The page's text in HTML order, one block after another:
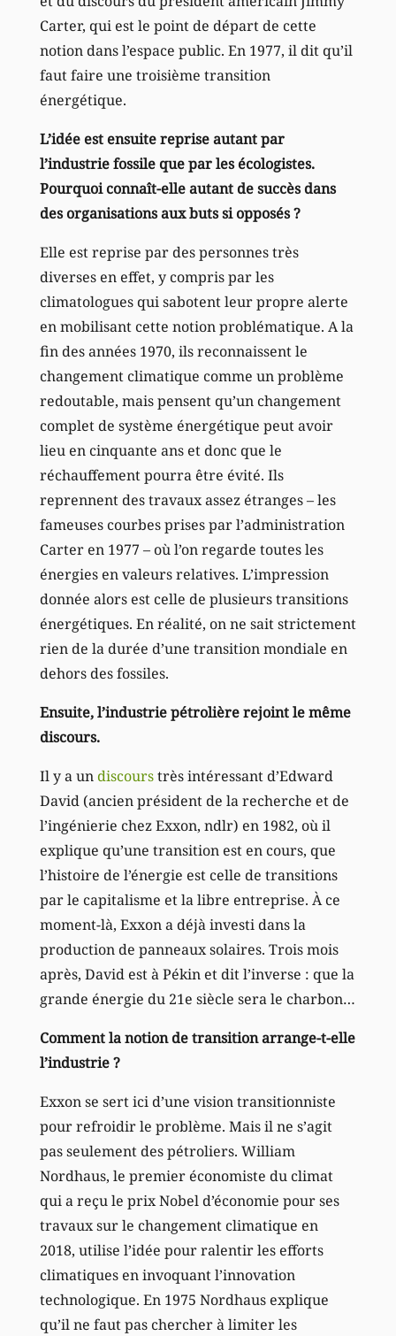
Carter, qui est le point de départ de cette
notion dans l’espace public. En 1977, il dit qu’il
faut faire une troisième transition
énergétique.
L’idée est ensuite reprise autant par
l’industrie fossile que par les écologistes.
Pourquoi connaît-elle autant de succès dans
des organisations aux buts si opposés ?
Elle est reprise par des personnes très
diverses en effet, y compris par les
climatologues qui sabotent leur propre alerte
en mobilisant cette notion problématique. A la
fin des années 1970, ils reconnaissent le
changement climatique comme un problème
redoutable, mais pensent qu’un changement
complet de système énergétique peut avoir
lieu en cinquante ans et donc que le
réchauffement pourra être évité. Ils
reprennent des travaux assez étranges – les
fameuses courbes prises par l’administration
Carter en 1977 – où l’on regarde toutes les
énergies en valeurs relatives. L’impression
donnée alors est celle de plusieurs transitions
énergétiques. En réalité, on ne sait strictement
rien de la durée d’une transition mondiale en
dehors des fossiles.
Ensuite, l’industrie pétrolière rejoint le même
discours.
Il y a undiscourstrès intéressant d’Edward
David (ancien président de la recherche et de
l’ingénierie chez Exxon, ndlr) en 1982, où il
explique qu’une transition est en cours, que
l’histoire de l’énergie est celle de transitions
par le capitalisme et la libre entreprise. À ce
moment-là, Exxon a déjà investi dans la
production de panneaux solaires. Trois mois
après, David est à Pékin et dit l’inverse : que la
grande énergie du 21e siècle sera le charbon…
Comment la notion de transition arrange-t-elle
l’industrie ?
Exxon se sert ici d’une vision transitionniste
pour refroidir le problème. Mais il ne s’agit
pas seulement des pétroliers. William
Nordhaus, le premier économiste du climat
qui a reçu le prix Nobel d’économie pour ses
travaux sur le changement climatique en
2018, utilise l’idée pour ralentir les efforts
climatiques en invoquant l’innovation
technologique. En 1975 Nordhaus explique
qu’il ne faut pas chercher à limiter les